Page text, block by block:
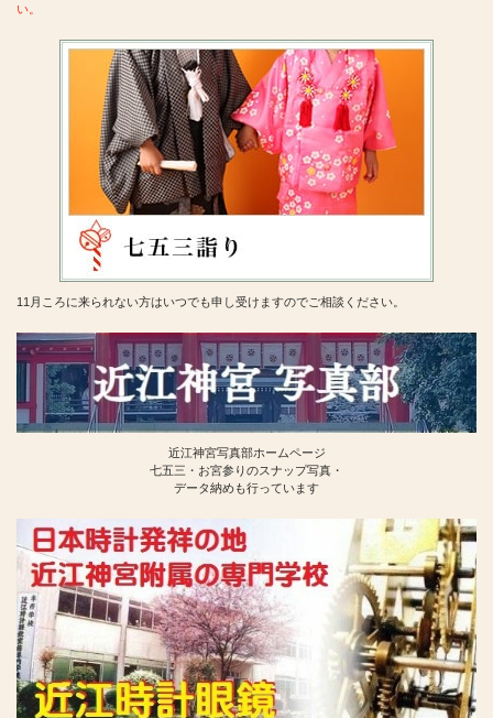
い。
11月ころに来られない方はいつでも申し受けますのでご相談ください。
近江神宮写真部ホームページ
七五三・お宮参りのスナップ写真・
データ納めも行っています